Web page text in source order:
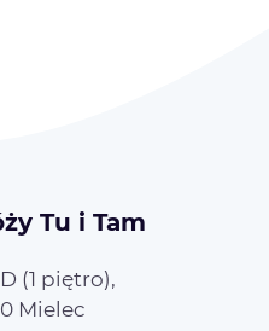
Tu i Tam
(1 piętro),
Mielec